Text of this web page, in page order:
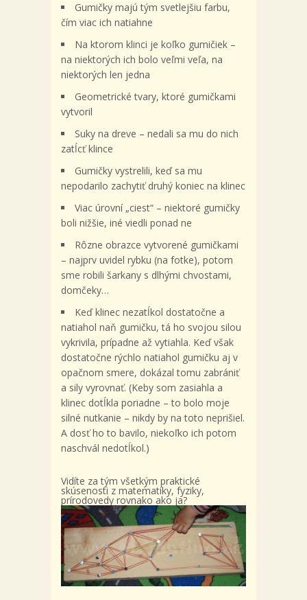
Gumičky majú tým svetlejšiu farbu,
čím viac ich natiahne
Na ktorom klinci je koľko gumičiek –
na niektorých ich bolo veľmi veľa, na
niektorých len jedna
Geometrické tvary, ktoré gumičkami
vytvoril
Suky na dreve – nedali sa mu do nich
zatĺcť klince
Gumičky vystrelili, keď sa mu
nepodarilo zachytiť druhý koniec na klinec
Viac úrovní „ciest“ – niektoré gumičky
boli nižšie, iné viedli ponad ne
Rôzne obrazce vytvorené gumičkami
– najprv uvidel rybku (na fotke), potom
sme robili šarkany s dlhými chvostami,
domčeky…
Keď klinec nezatĺkol dostatočne a
natiahol naň gumičku, tá ho svojou silou
vykrivila, prípadne až vytiahla. Keď však
dostatočne rýchlo natiahol gumičku aj v
opačnom smere, dokázal tomu zabrániť
a sily vyrovnať. (Keby som zasiahla a
klinec dotĺkla poriadne – to bolo moje
silné nutkanie – nikdy by na toto neprišiel.
A dosť ho to bavilo, niekoľko ich potom
naschvál nedotĺkol.)
Vidíte za tým všetkým praktické
skúsenosti z matematiky, fyziky,
prírodovedy rovnako ako ja?